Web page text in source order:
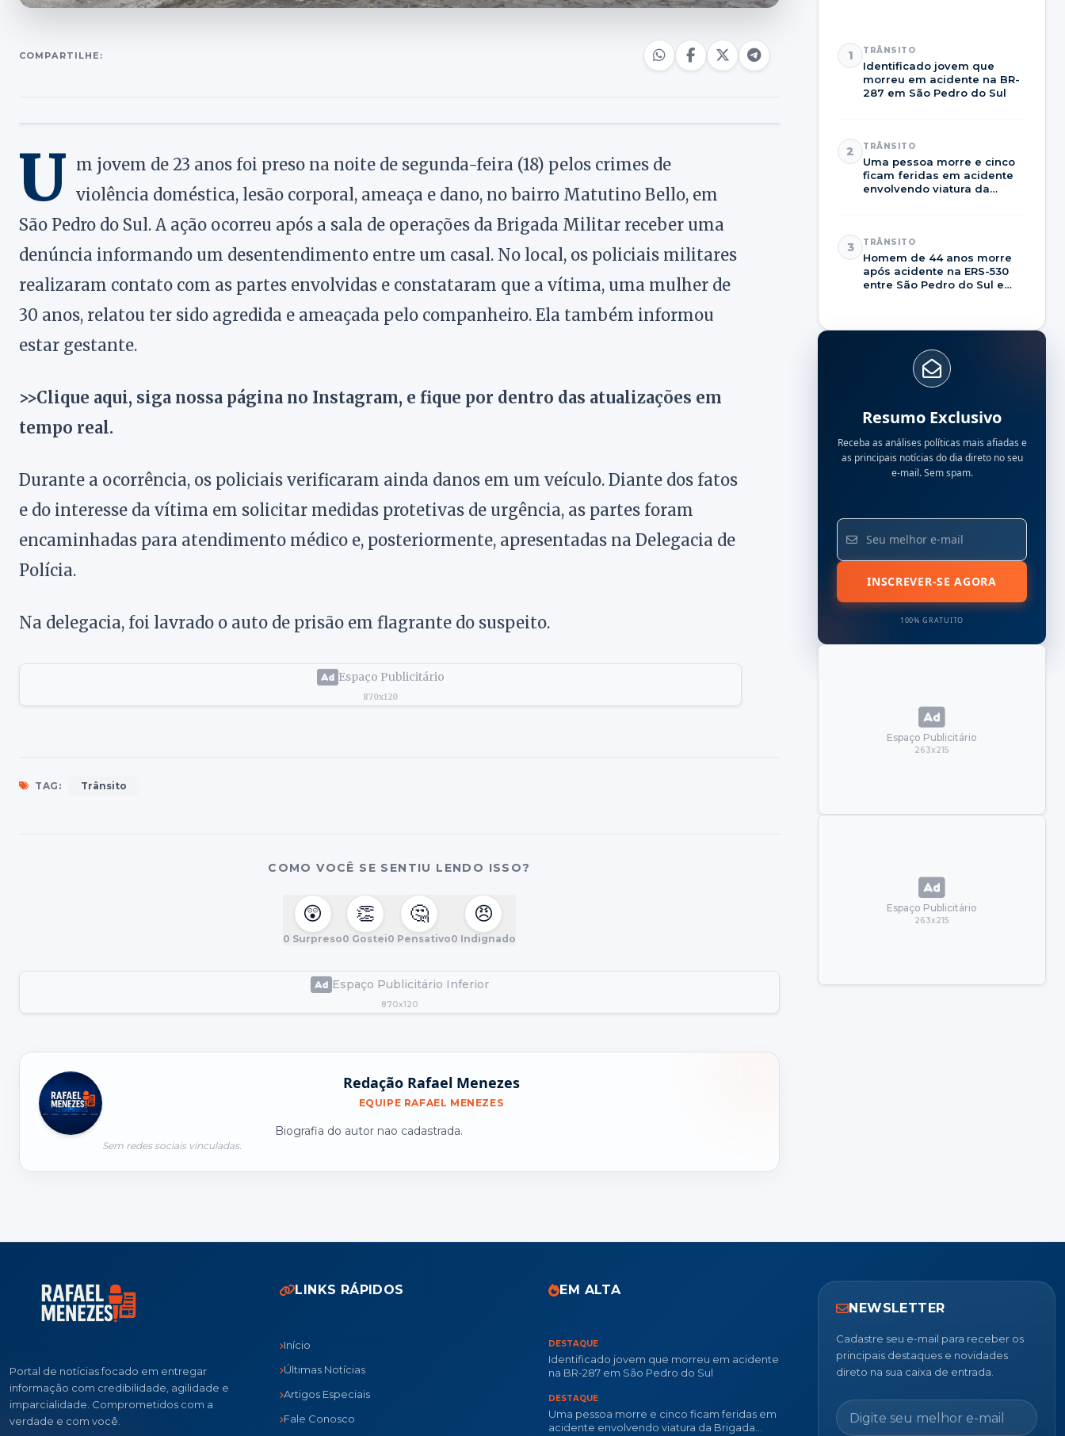
COMPARTILHE:
U m jovem de 23 anos foi preso na noite de segunda-feira (18) pelos crimes de
violência doméstica, lesão corporal, ameaça e dano, no bairro Matutino Bello, em
São Pedro do Sul. A ação ocorreu após a sala de operações da Brigada Militar receber uma
denúncia informando um desentendimento entre um casal. No local, os policiais militares
realizaram contato com as partes envolvidas e constataram que a vítima, uma mulher de
30 anos, relatou ter sido agredida e ameaçada pelo companheiro. Ela também informou
estar gestante.
>>Clique aqui, siga nossa página no Instagram, e fique por dentro das atualizações em
tempo real.
Durante a ocorrência, os policiais verificaram ainda danos em um veículo. Diante dos fatos
e do interesse da vítima em solicitar medidas protetivas de urgência, as partes foram
encaminhadas para atendimento médico e, posteriormente, apresentadas na Delegacia de
Polícia.
Na delegacia, foi lavrado o auto de prisão em flagrante do suspeito.
Espaço Publicitário
870x120
TAG: Trânsito
COMO VOCÊ SE SENTIU LENDO ISSO?
😲
0 Surpreso
👏
0 Gostei
🤔
0 Pensativo
😠
0 Indignado
Espaço Publicitário Inferior
870x120
Redação Rafael Menezes
EQUIPE RAFAEL MENEZES
Biografia do autor nao cadastrada.
Sem redes sociais vinculadas.
1 TRÂNSITO
Identificado jovem que
morreu em acidente na BR-
287 em São Pedro do Sul
2 TRÂNSITO
Uma pessoa morre e cinco
ficam feridas em acidente
envolvendo viatura da
3 TRÂNSITO
Homem de 44 anos morre
após acidente na ERS-530
entre São Pedro do Sul e
Resumo Exclusivo
Receba as análises políticas mais afiadas e
as principais notícias do dia direto no seu
e-mail. Sem spam.
INSCREVER-SE AGORA
100% GRATUITO
Espaço Publicitário
263x215
Espaço Publicitário
263x215
Portal de notícias focado em entregar
informação com credibilidade, agilidade e
imparcialidade. Comprometidos com a
verdade e com você.
LINKS RÁPIDOS
Início
Últimas Notícias
Artigos Especiais
Fale Conosco
EM ALTA
DESTAQUE
Identificado jovem que morreu em acidente
na BR-287 em São Pedro do Sul
DESTAQUE
Uma pessoa morre e cinco ficam feridas em
acidente envolvendo viatura da Brigada
NEWSLETTER
Cadastre seu e-mail para receber os
principais destaques e novidades
direto na sua caixa de entrada.